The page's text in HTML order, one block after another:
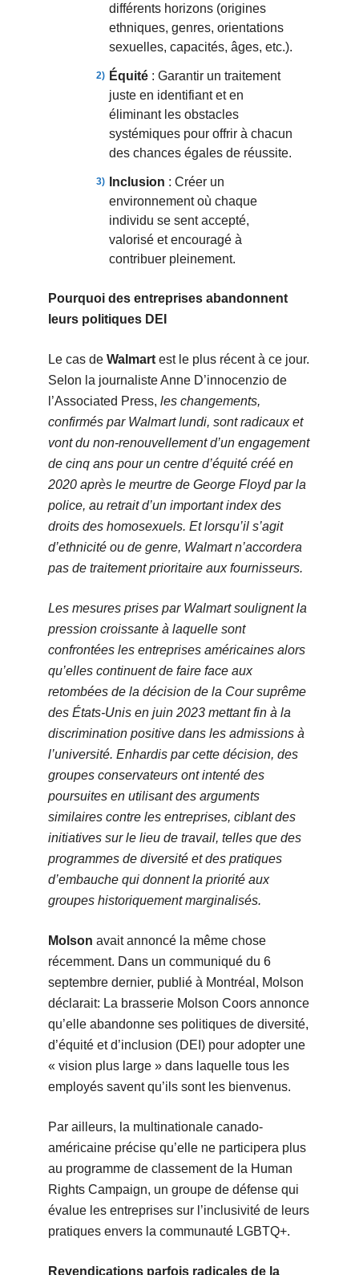
différents horizons (origines
ethniques, genres, orientations
sexuelles, capacités, âges, etc.).
Équité: Garantir un traitement
juste en identifiant et en
éliminant les obstacles
systémiques pour offrir à chacun
des chances égales de réussite.
Inclusion : Créer un
environnement où chaque
individu se sent accepté,
valorisé et encouragé à
contribuer pleinement.
Pourquoi des entreprises abandonnent
leurs politiques DEI
Le cas de Walmartest le plus récent à ce jour.
Selon la journaliste Anne D’innocenzio de
l’Associated Press, les changements,
confirmés par Walmart lundi, sont radicaux et
vont du non-renouvellement d’un engagement
de cinq ans pour un centre d’équité créé en
2020 après le meurtre de George Floyd par la
police, au retrait d’un important index des
droits des homosexuels. Et lorsqu’il s’agit
d’ethnicité ou de genre, Walmart n’accordera
pas de traitement prioritaire aux fournisseurs.
Les mesures prises par Walmart soulignent la
pression croissante à laquelle sont
confrontées les entreprises américaines alors
qu’elles continuent de faire face aux
retombées de la décision de la Cour suprême
des États-Unis en juin 2023 mettant fin à la
discrimination positive dans les admissions à
l’université. Enhardis par cette décision, des
groupes conservateurs ont intenté des
poursuites en utilisant des arguments
similaires contre les entreprises, ciblant des
initiatives sur le lieu de travail, telles que des
programmes de diversité et des pratiques
d’embauche qui donnent la priorité aux
groupes historiquement marginalisés.
Molson avait annoncé la même chose
récemment. Dans un communiqué du 6
septembre dernier, publié à Montréal, Molson
déclarait: La brasserie Molson Coors annonce
qu’elle abandonne ses politiques de diversité,
d’équité et d’inclusion (DEI) pour adopter une
« vision plus large » dans laquelle tous les
employés savent qu’ils sont les bienvenus.
Par ailleurs, la multinationale canado-
américaine précise qu’elle ne participera plus
au programme de classement de la Human
Rights Campaign, un groupe de défense qui
évalue les entreprises sur l’inclusivité de leurs
pratiques envers la communauté LGBTQ+.
Revendications parfois radicales de la